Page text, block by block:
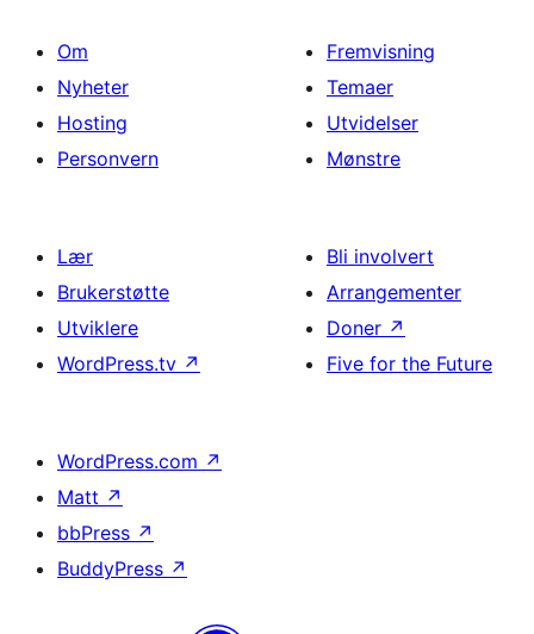
Om
Nyheter
Hosting
Personvern
Fremvisning
Temaer
Utvidelser
Mønstre
Lær
Brukerstøtte
Utviklere
WordPress.tv ↗
Bli involvert
Arrangementer
Doner ↗
Five for the Future
WordPress.com ↗
Matt ↗
bbPress ↗
BuddyPress ↗